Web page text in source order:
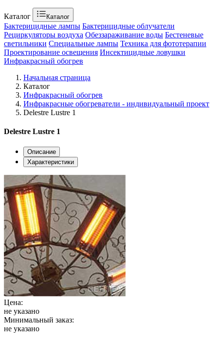
Каталог Каталог
Бактерицидные лампы Бактерицидные облучатели
Рециркуляторы воздуха Обеззараживание воды Бестеневые
светильники Специальные лампы Техника для фототерапии
Проектирование освещения Инсектицидные ловушки
Инфракрасный обогрев
Начальная страница
Каталог
Инфракрасный обогрев
Инфракрасные обогреватели - индивидуальный проект
Delestre Lustre 1
Delestre Lustre 1
Описание
Характеристики
Цена:
не указано
Минимальный заказ:
не указано